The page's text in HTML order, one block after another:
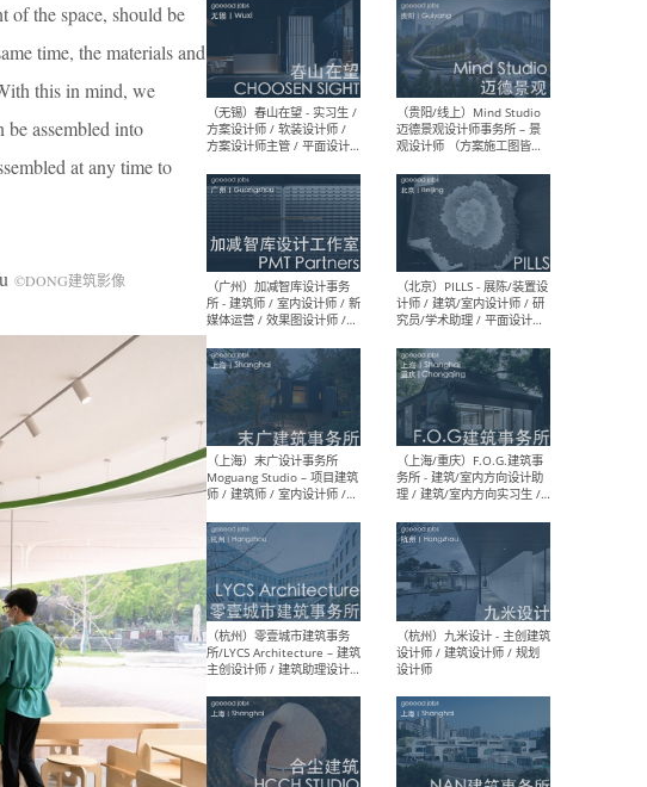
of the space, should be
time, the materials and
this in mind, we
be assembled into
at any time to
©DONG建筑影像
（上海）雁飞建筑事务所
Yanfei architects - 助理建
筑师 / 建筑实习生（长期有
效）
（上海）十方圆国际 - 资深专
案负责人 / 主案设计师 / 设
计师助理 / 软装设计师 / 软
装设计师助理
（上海）Link-Arc建筑事务所
复杂几何造型 / 媒体主管 /
学术研究专员 / 实习生计划
（无锡）春山在望 - 实习生 /
方案设计师 / 软装设计师 /
方案设计师主管 / 平面设计
师